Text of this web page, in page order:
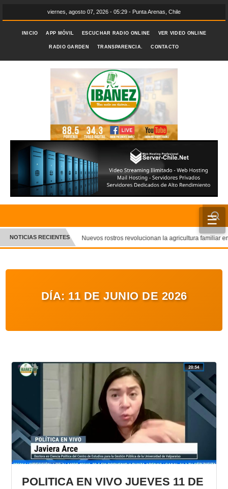
viernes, agosto 07, 2026 - 05:29 - Punta Arenas, Chile
INICIO APP MÓVIL ESCUCHAR RADIO ONLINE VER VIDEO ONLINE
RADIO GARDEN TRANSPARENCIA. CONTACTO
☰
INICIO
CRÓNICA
ENTRETENIMIENTO Y CULTURA
GALERIA DE FOTOS
APP MÓVIL
NOTICIAS RECIENTES Nuevos rostros revolucionan la agricultura familiar en
DÍA: 11 DE JUNIO DE 2026
POLITICA EN VIVO JUEVES 11 DE